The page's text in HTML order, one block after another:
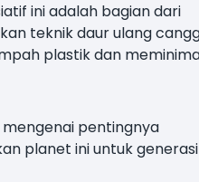
ini adalah bagian dari
teknik daur ulang
plastik dan
mengenai pentingnya
planet ini untuk generasi